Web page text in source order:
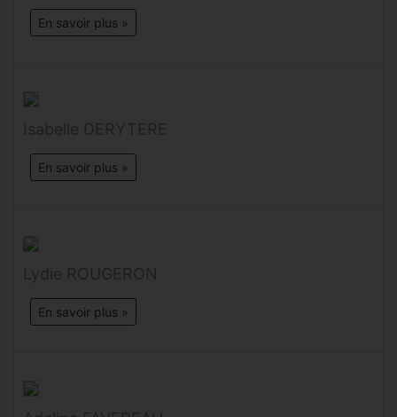
En savoir plus »
Isabelle DERYTERE
En savoir plus »
Lydie ROUGERON
En savoir plus »